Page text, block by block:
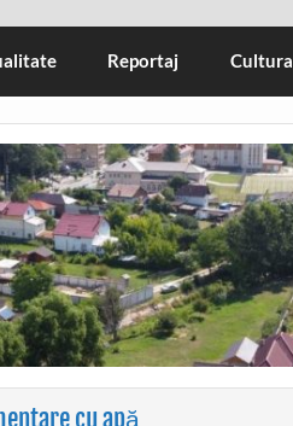
Reportaj Cultura
cu apă